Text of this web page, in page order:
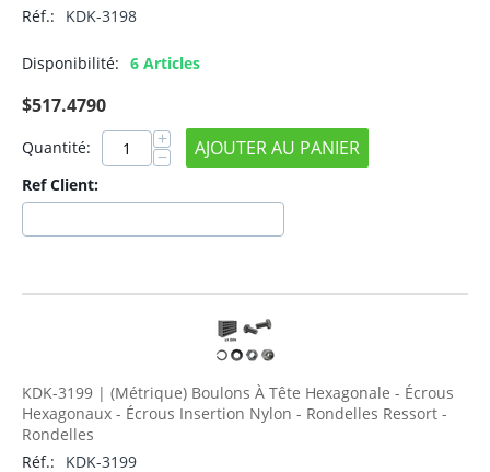
Réf.:
KDK-3198
Disponibilité: 6 Articles
$517.4790
Quantité: +
− AJOUTER AU PANIER
Ref Client:
KDK-3199 | (Métrique) Boulons À Tête Hexagonale - Écrous
Hexagonaux - Écrous Insertion Nylon - Rondelles Ressort -
Rondelles
Réf.:
KDK-3199